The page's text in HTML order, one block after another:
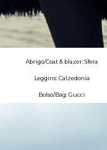
Abrigo/Coat & blazer: Sfera
Leggins: Calzedonia
Bolso/Bag: Gucci